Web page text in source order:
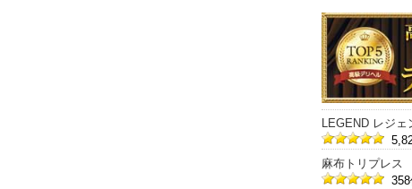
LEGEND レジェ
麻布トリプレス